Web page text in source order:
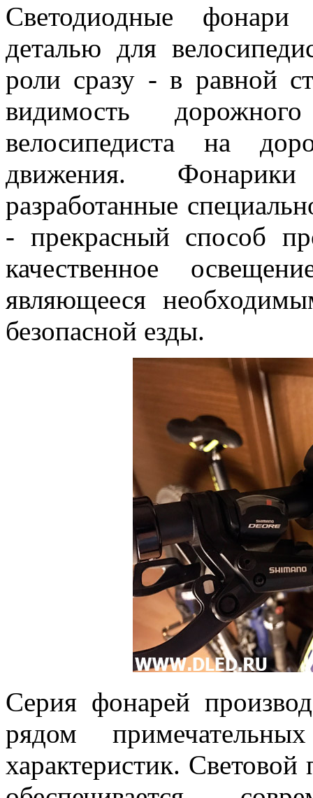
Светодиодные
деталью для
роли сразу - в равной
видимость
велосипедиста на
движения.
разработанные
- прекрасный способ
качественное
являющееся
безопасной езды.
Серия фонарей
рядом
характеристик.